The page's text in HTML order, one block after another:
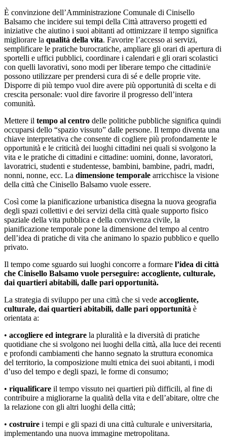
È convinzione dell’Amministrazione Comunale di Cinisello
Balsamo che incidere sui tempi della Città attraverso progetti ed
iniziative che aiutino i suoi abitanti ad ottimizzare il tempo significa
migliorare la qualità della vita. Favorire l’accesso ai servizi,
semplificare le pratiche burocratiche, ampliare gli orari di apertura di
sportelli e uffici pubblici, coordinare i calendari e gli orari scolastici
con quelli lavorativi, sono modi per liberare tempo che cittadini/e
possono utilizzare per prendersi cura di sé e delle proprie vite.
Disporre di più tempo vuol dire avere più opportunità di scelta e di
crescita personale: vuol dire favorire il progresso dell’intera
comunità.
Mettere il tempo al centro delle politiche pubbliche significa quindi
occuparsi dello “spazio vissuto” dalle persone. Il tempo diventa una
chiave interpretativa che consente di cogliere più profondamente le
opportunità e le criticità dei luoghi cittadini nei quali si svolgono la
vita e le pratiche di cittadini e cittadine: uomini, donne, lavoratori,
lavoratrici, studenti e studentesse, bambini, bambine, padri, madri,
nonni, nonne, ecc. La dimensione temporale arricchisce la visione
della città che Cinisello Balsamo vuole essere.
Così come la pianificazione urbanistica disegna la nuova geografia
degli spazi collettivi e dei servizi della città quale supporto fisico
spaziale della vita pubblica e della convivenza civile, la
pianificazione temporale pone la dimensione del tempo al centro
dell’idea di pratiche di vita che animano lo spazio pubblico e quello
privato.
Il tempo come sguardo sui luoghi concorre a formare l’idea di città
che Cinisello Balsamo vuole perseguire: accogliente, culturale,
dai quartieri abitabili, dalle pari opportunità.
La strategia di sviluppo per una città che si vede accogliente,
culturale, dai quartieri abitabili, dalle pari opportunità è
orientata a:
• accogliere ed integrare la pluralità e la diversità di pratiche
quotidiane che si svolgono nei luoghi della città, alla luce dei recenti
e profondi cambiamenti che hanno segnato la struttura economica
del territorio, la composizione multi etnica dei suoi abitanti, i modi
d’uso del tempo e degli spazi, le forme di consumo;
• riqualificare il tempo vissuto nei quartieri più difficili, al fine di
contribuire a migliorarne la qualità della vita e dell’abitare, oltre che
la relazione con gli altri luoghi della città;
• costruire i tempi e gli spazi di una città culturale e universitaria,
implementando una nuova immagine metropolitana.